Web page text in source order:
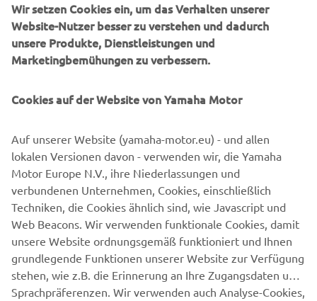
Wir setzen Cookies ein, um das Verhalten unserer
Website-Nutzer besser zu verstehen und dadurch
unsere Produkte, Dienstleistungen und
Marketingbemühungen zu verbessern.
Cookies auf der Website von Yamaha Motor
Auf unserer Website (yamaha-motor.eu) - und allen
lokalen Versionen davon - verwenden wir, die Yamaha
Motor Europe N.V., ihre Niederlassungen und
verbundenen Unternehmen, Cookies, einschließlich
Techniken, die Cookies ähnlich sind, wie Javascript und
Web Beacons. Wir verwenden funktionale Cookies, damit
unsere Website ordnungsgemäß funktioniert und Ihnen
grundlegende Funktionen unserer Website zur Verfügung
stehen, wie z.B. die Erinnerung an Ihre Zugangsdaten und
Sprachpräferenzen. Wir verwenden auch Analyse-Cookies,